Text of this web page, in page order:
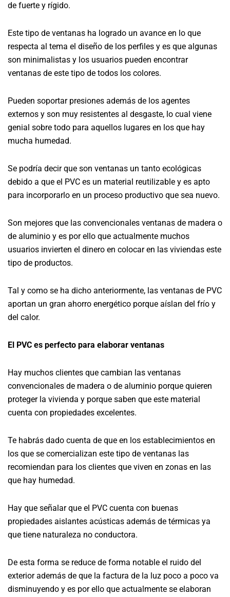
de fuerte y rígido.
Este tipo de ventanas ha logrado un avance en lo que
respecta al tema el diseño de los perfiles y es que algunas
son minimalistas y los usuarios pueden encontrar
ventanas de este tipo de todos los colores.
Pueden soportar presiones además de los agentes
externos y son muy resistentes al desgaste, lo cual viene
genial sobre todo para aquellos lugares en los que hay
mucha humedad.
Se podría decir que son ventanas un tanto ecológicas
debido a que el PVC es un material reutilizable y es apto
para incorporarlo en un proceso productivo que sea nuevo.
Son mejores que las convencionales ventanas de madera o
de aluminio y es por ello que actualmente muchos
usuarios invierten el dinero en colocar en las viviendas este
tipo de productos.
Tal y como se ha dicho anteriormente, las ventanas de PVC
aportan un gran ahorro energético porque aíslan del frío y
del calor.
El PVC es perfecto para elaborar ventanas
Hay muchos clientes que cambian las ventanas
convencionales de madera o de aluminio porque quieren
proteger la vivienda y porque saben que este material
cuenta con propiedades excelentes.
Te habrás dado cuenta de que en los establecimientos en
los que se comercializan este tipo de ventanas las
recomiendan para los clientes que viven en zonas en las
que hay humedad.
Hay que señalar que el PVC cuenta con buenas
propiedades aislantes acústicas además de térmicas ya
que tiene naturaleza no conductora.
De esta forma se reduce de forma notable el ruido del
exterior además de que la factura de la luz poco a poco va
disminuyendo y es por ello que actualmente se elaboran